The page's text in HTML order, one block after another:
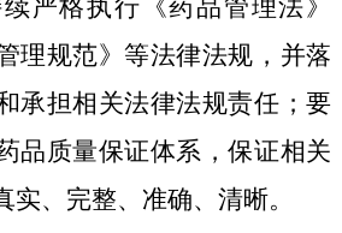
严格执行《药品管理法》
理规范》等法律法规，并落
承担相关法律法规责任；要
品质量保证体系，保证相关
实、完整、准确、清晰。